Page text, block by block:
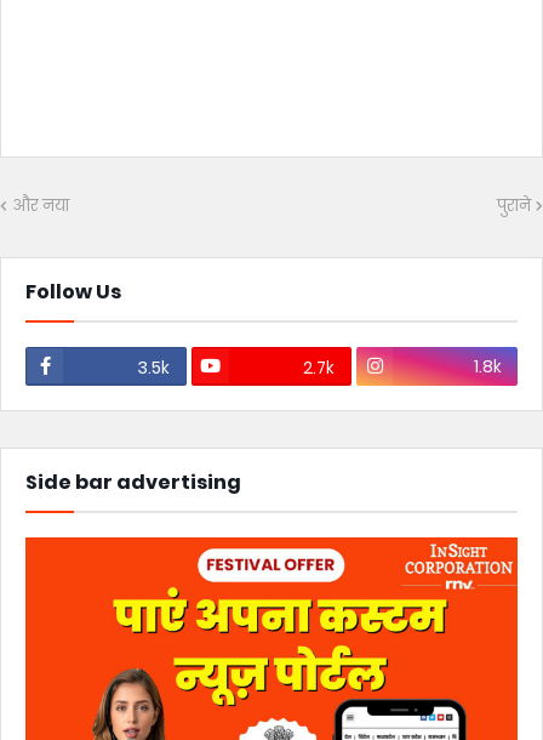
और नया पुराने
Follow Us
3.5k 2.7k 1.8k
Side bar advertising